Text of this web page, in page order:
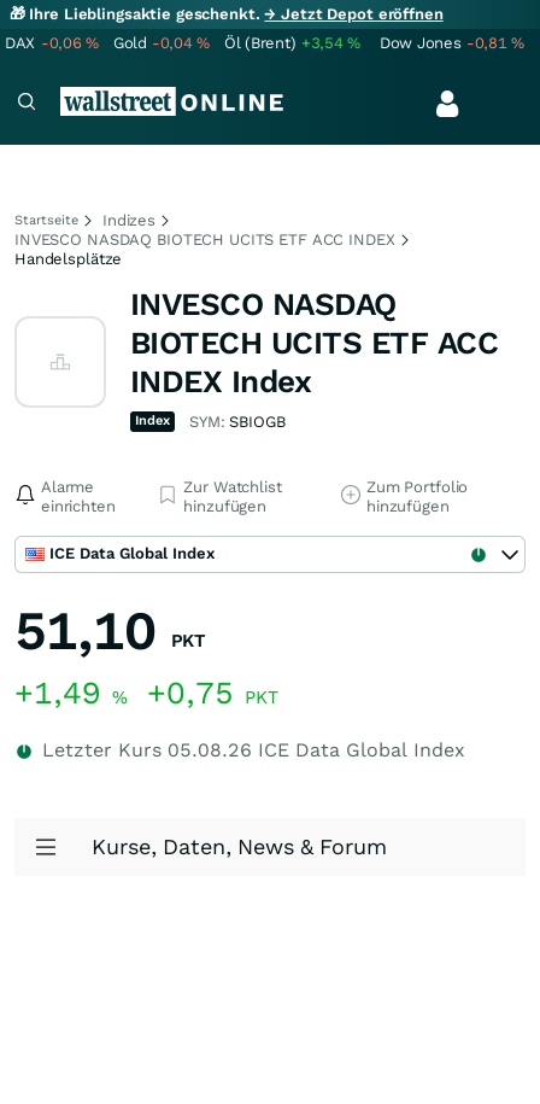
🎁 Ihre Lieblingsaktie geschenkt.→ Jetzt Depot eröffnen
DAX -0,06% Gold -0,04% Öl (Brent) +3,54% Dow Jones -0,81%
Startseite
Indizes
INVESCO NASDAQ BIOTECH UCITS ETF ACC INDEX
Handelsplätze
INVESCO NASDAQ
BIOTECH UCITS ETF ACC
INDEX Index
Index SYM:SBIOGB
Alarme
einrichten
Zur Watchlist
hinzufügen
Zum Portfolio
hinzufügen
ICE Data Global Index
51,10 PKT
+1,49 % +0,75 PKT
Letzter Kurs 05.08.26 ICE Data Global Index
Kurse, Daten, News & Forum